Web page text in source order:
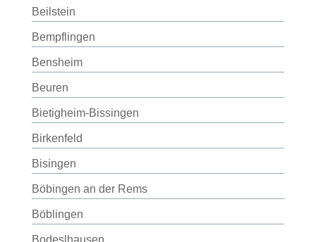
Beilstein
Bempflingen
Bensheim
Beuren
Bietigheim-Bissingen
Birkenfeld
Bisingen
Böbingen an der Rems
Böblingen
Bodeslhausen